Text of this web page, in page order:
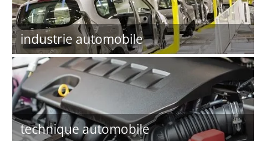
industrie automobile
technique automobile